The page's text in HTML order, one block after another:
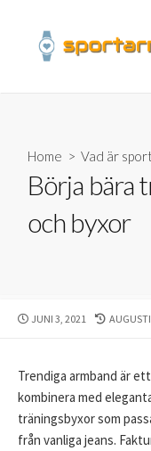
content
Home > Vad är
Börja bära
och byxor
PUBLISHED
JUNI 3, 2021
LAST
Trendiga armband är
kombinera med
träningsbyxor som
från vanliga jeans.